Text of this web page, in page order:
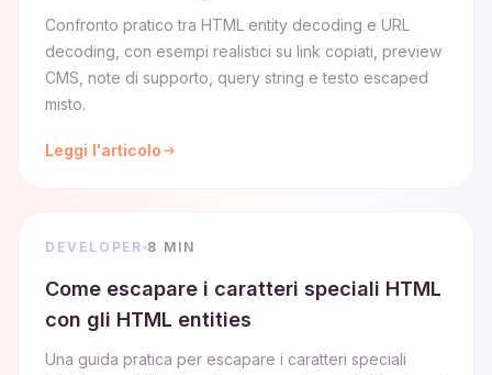
Confronto pratico tra HTML entity decoding e URL
decoding, con esempi realistici su link copiati, preview
CMS, note di supporto, query string e testo escaped
misto.
Leggi l'articolo
DEVELOPER 8 MIN
Come escapare i caratteri speciali HTML
con gli HTML entities
Una guida pratica per escapare i caratteri speciali